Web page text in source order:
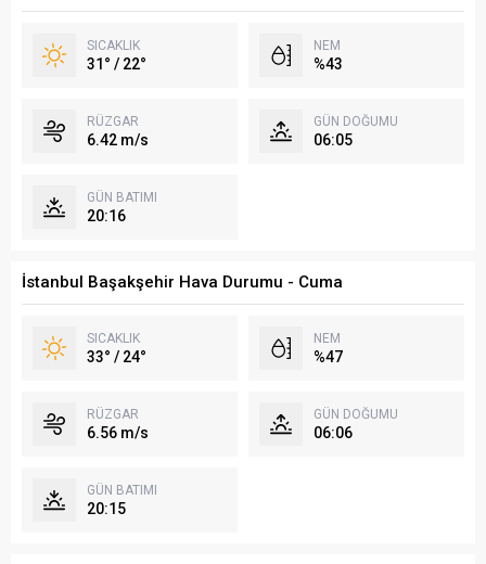
SICAKLIK
31° / 22°
NEM
%43
RÜZGAR
6.42 m/s
GÜN DOĞUMU
06:05
GÜN BATIMI
20:16
İstanbul Başakşehir Hava Durumu - Cuma
SICAKLIK
33° / 24°
NEM
%47
RÜZGAR
6.56 m/s
GÜN DOĞUMU
06:06
GÜN BATIMI
20:15